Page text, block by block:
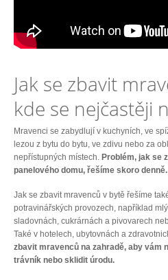
Jak se zbavit
kde se nejčastěji
Mravenci se zabydlují v kuchyních, ve
lezou z bytu do bytu, ve zdivu nebo za
nepřístupných místech. Problém, jak se
panelového domu, řešíme skoro denně.
Jak se zbavit mravenců v bytě řešíme
potravinářských provozech, například
sladovnách, cukrárnách a pivovarech
Také v hotelech, ubytovnách a
zbavit mravenců na zahradě, aby vám
trávník nebo sklidit úrodu.